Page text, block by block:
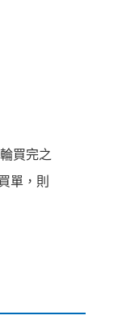
買完之
單，則